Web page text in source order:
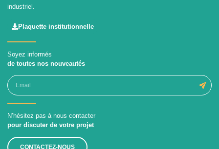
industriel.
Plaquette institutionnelle
Soyez informés
de toutes nos nouveautés
N’hésitez pas à nous contacter
pour discuter de votre projet
CONTACTEZ-NOUS